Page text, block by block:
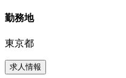
勤務地
東京都
求人情報